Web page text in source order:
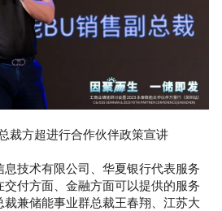
裁方超进行合作伙伴政策宣讲
息技术有限公司、华夏银行代表服务
付方面、金融方面可以提供的服务
裁兼储能事业群总裁王春翔、江苏大